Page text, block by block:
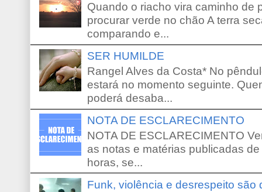
Quando o riacho vira caminho de
procurar verde no chão A terra
comparando e...
SER HUMILDE
Rangel Alves da Costa* No
estará no momento seguinte.
poderá desaba...
NOTA DE ESCLARECIMENTO
NOTA DE ESCLARECIMENTO
as notas e matérias publicadas
horas, se...
Funk, violência e desrespeito são